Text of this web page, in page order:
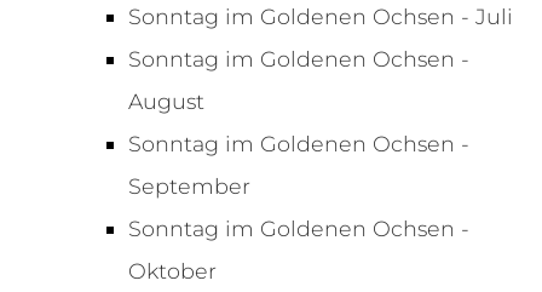
Sonntag im Goldenen Ochsen - Juli
Sonntag im Goldenen Ochsen -
August
Sonntag im Goldenen Ochsen -
September
Sonntag im Goldenen Ochsen -
Oktober